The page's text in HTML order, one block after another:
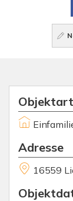
Objektart
Adresse
16559